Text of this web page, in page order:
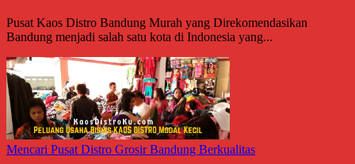
Pusat Kaos Distro Bandung Murah yang Direkomendasikan
Bandung menjadi salah satu kota di Indonesia yang...
Mencari Pusat Distro Grosir Bandung Berkualitas